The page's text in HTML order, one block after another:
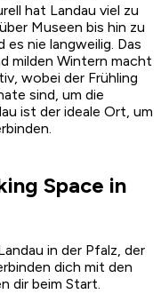
hat Landau viel zu
Museen bis hin zu
nie langweilig. Das
milden Wintern macht
wobei der Frühling
sind, um die
ist der ideale Ort, um
Space in
in der Pfalz, der
dich mit den
dir beim Start.